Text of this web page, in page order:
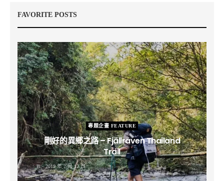
FAVORITE POSTS
專題企畫 FEATURE
剛好的異鄉之路 – Fjällräven Thailand
Trail
B 2019 年 2 月 12 日